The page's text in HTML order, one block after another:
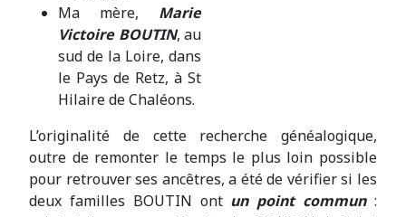
Ma mère, Marie
Victoire BOUTIN, au
sud de la Loire, dans
le Pays de Retz, à St
Hilaire de Chaléons.
L’originalité de cette recherche généalogique,
outre de remonter le temps le plus loin possible
pour retrouver ses ancêtres, a été de vérifier si les
deux familles BOUTIN ont un point commun: